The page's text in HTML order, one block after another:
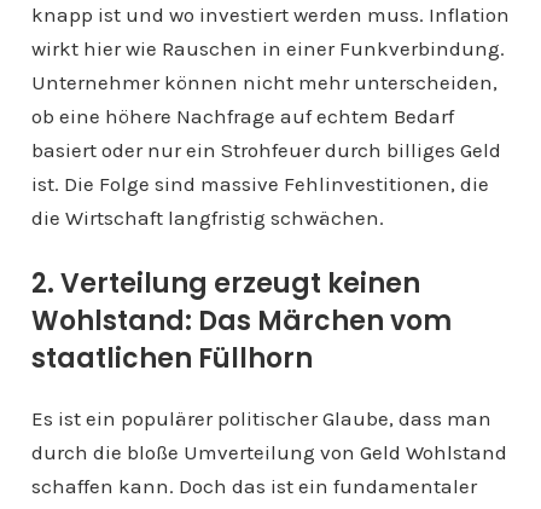
knapp ist und wo investiert werden muss. Inflation
wirkt hier wie Rauschen in einer Funkverbindung.
Unternehmer können nicht mehr unterscheiden,
ob eine höhere Nachfrage auf echtem Bedarf
basiert oder nur ein Strohfeuer durch billiges Geld
ist. Die Folge sind massive Fehlinvestitionen, die
die Wirtschaft langfristig schwächen.
2. Verteilung erzeugt keinen
Wohlstand: Das Märchen vom
staatlichen Füllhorn
Es ist ein populärer politischer Glaube, dass man
durch die bloße Umverteilung von Geld Wohlstand
schaffen kann. Doch das ist ein fundamentaler